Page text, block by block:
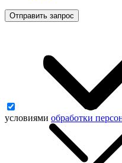
Отправить запрос
условиями обработки